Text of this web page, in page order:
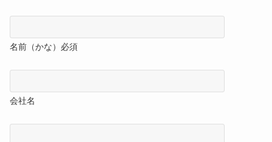
名前（かな） 必須
会社名